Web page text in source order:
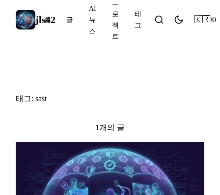
jls42
홈 글
AI
뉴
스
프
로
젝
트
태
그
🇰🇷KO
태그: sast
1개의 글